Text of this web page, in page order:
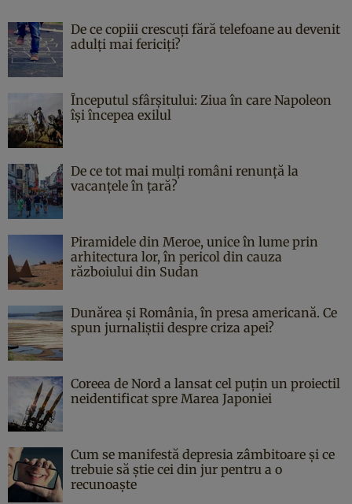
De ce copiii crescuți fără telefoane au devenit
adulți mai fericiți?
Începutul sfârşitului: Ziua în care Napoleon
îşi începea exilul
De ce tot mai mulți români renunță la
vacanțele în țară?
Piramidele din Meroe, unice în lume prin
arhitectura lor, în pericol din cauza
războiului din Sudan
Dunărea și România, în presa americană. Ce
spun jurnaliștii despre criza apei?
Coreea de Nord a lansat cel puțin un proiectil
neidentificat spre Marea Japoniei
Cum se manifestă depresia zâmbitoare și ce
trebuie să știe cei din jur pentru a o
recunoaște